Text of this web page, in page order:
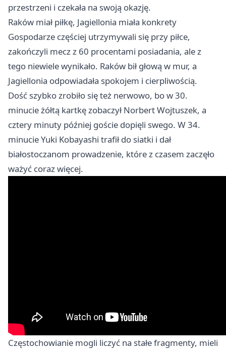
przestrzeni i czekała na swoją okazję.
Raków miał piłkę, Jagiellonia miała konkrety
Gospodarze częściej utrzymywali się przy piłce,
zakończyli mecz z 60 procentami posiadania, ale z
tego niewiele wynikało. Raków bił głową w mur, a
Jagiellonia odpowiadała spokojem i cierpliwością.
Dość szybko zrobiło się też nerwowo, bo w 30.
minucie żółtą kartkę zobaczył Norbert Wojtuszek, a
cztery minuty później goście dopięli swego. W 34.
minucie Yuki Kobayashi trafił do siatki i dał
białostoczanom prowadzenie, które z czasem zaczęło
ważyć coraz więcej.
Częstochowianie mogli liczyć na stałe fragmenty, mieli